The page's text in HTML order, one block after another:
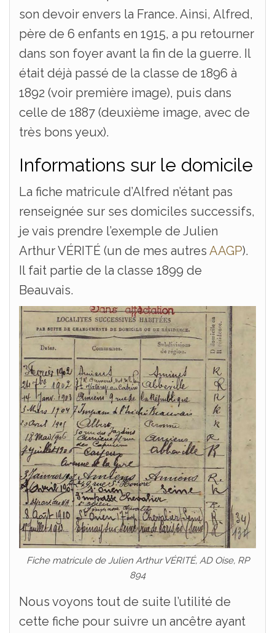
son devoir envers la France. Ainsi, Alfred,
père de 6 enfants en 1915, a pu retourner
dans son foyer avant la fin de la guerre. Il
était déjà passé de la classe de 1896 à
1892 (voir première image), puis dans
celle de 1887 (deuxième image, avec de
très bons yeux).
Informations sur le domicile
La fiche matricule d’Alfred n’étant pas
renseignée sur ses domiciles successifs,
je vais prendre l’exemple de Julien
Arthur VÉRITÉ (un de mes autres AAGP).
Il fait partie de la classe 1899 de
Beauvais.
Fiche matricule de Julien Arthur VÉRITÉ, AD Oise, RP
894
Nous voyons tout de suite l’utilité de
cette fiche pour suivre un ancêtre ayant